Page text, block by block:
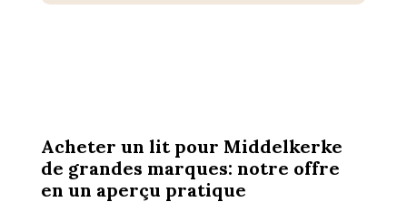
Acheter un lit pour Middelkerke
de grandes marques: notre offre
en un aperçu pratique